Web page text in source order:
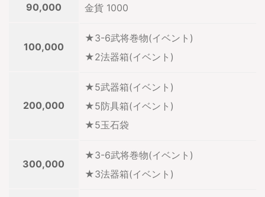
90,000 金貨 1000
100,000
★3-6武将巻物(イベント)
★2法器箱(イベント)
200,000
★5武器箱(イベント)
★5防具箱(イベント)
★5玉石袋
300,000
★3-6武将巻物(イベント)
★3法器箱(イベント)